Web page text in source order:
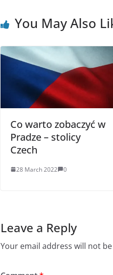
You May Also
Co warto zobaczyć w
Pradze – stolicy
Czech
28 March 2022 0
Leave a Reply
Your email address will not